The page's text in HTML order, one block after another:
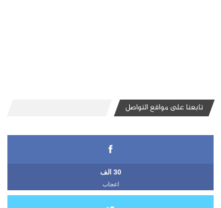
تابعنا على مواقع التواصل
30 الف
اعجاب